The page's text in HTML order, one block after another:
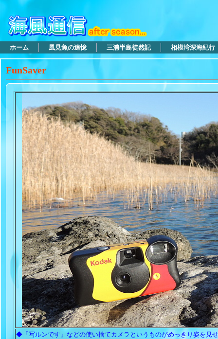
ホーム 風見魚の追憶 三浦半島徒然記 相模湾深海紀行
FunSaver
◆「写ルンです」などの使い捨てカメラというものがめっきり姿を見